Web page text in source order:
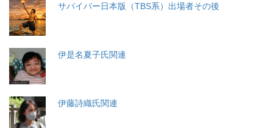
サバイバー日本版（TBS系）出場者その後
伊是名夏子氏関連
伊藤詩織氏関連